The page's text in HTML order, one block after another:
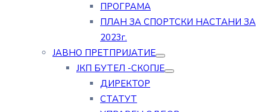
ПРОГРАМА
ПЛАН ЗА СПОРТСКИ НАСТАНИ ЗА
2023г.
ЈАВНО ПРЕТПРИЈАТИЕ
ЈКП БУТЕЛ -СКОПЈЕ
ДИРЕКТОР
СТАТУТ